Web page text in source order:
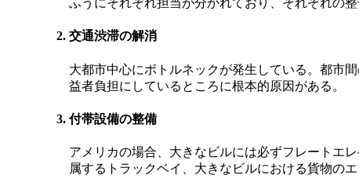
ふうにそれぞれ担当が分かれており、それぞれの
交通渋滞の解消
大都市中心にボトルネックが発生している。都市
益者負担にしているところに根本的原因がある。
付帯設備の整備
アメリカの場合、大きなビルには必ずフレートエ
属するトラックベイ、大きなビルにおける貨物の